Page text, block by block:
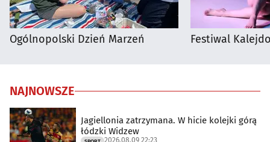
Ogólnopolski Dzień Marzeń Festiwal
NAJNOWSZE
Jagiellonia zatrzymana. W hicie kolejki górą
łódzki Widzew
2026.08.09 22:23